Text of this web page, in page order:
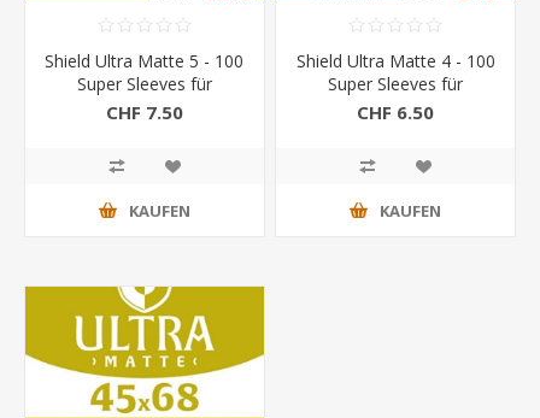
Shield Ultra Matte 5 - 100
Super Sleeves für
Kartengrösse 56 x 87
CHF 7.50
KAUFEN
Shield Ultra Matte 4 - 100
Super Sleeves für
Kartengrösse 59 x 92
CHF 6.50
KAUFEN